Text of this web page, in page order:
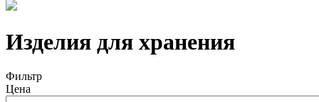
Изделия для хранения
Фильтр
Цена